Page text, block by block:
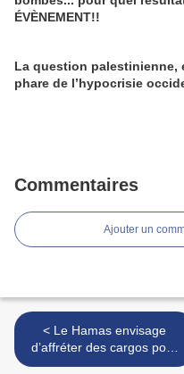
ÉVÈNEMENT!!
La question palestinienne,
phare de l’hypocrisie
Commentaires
Ajouter un
< Le Hamas envisage
d’affréter des cargos pour
briser le blocus de Gaza